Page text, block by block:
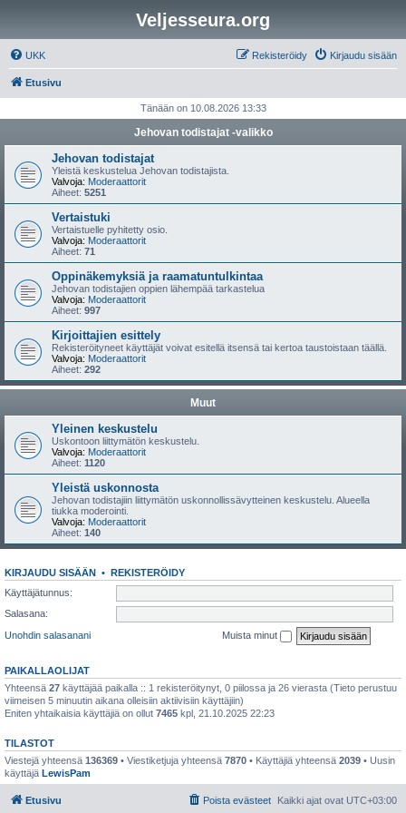
Veljesseura.org
UKK Kirjaudu sisään
Rekisteröidy
Etusivu
Tänään on 10.08.2026 13:33
Jehovan todistajat -valikko
Jehovan todistajat
Yleistä keskustelua Jehovan todistajista.
Valvoja: Moderaattorit
Aiheet: 5251
Vertaistuki
Vertaistuelle pyhitetty osio.
Valvoja: Moderaattorit
Aiheet: 71
Oppinäkemyksiä ja raamatuntulkintaa
Jehovan todistajien oppien lähempää tarkastelua
Valvoja: Moderaattorit
Aiheet: 997
Kirjoittajien esittely
Rekisteröityneet käyttäjät voivat esitellä itsensä tai kertoa taustoistaan täällä.
Valvoja: Moderaattorit
Aiheet: 292
Muut
Yleinen keskustelu
Uskontoon liittymätön keskustelu.
Valvoja: Moderaattorit
Aiheet: 1120
Yleistä uskonnosta
Jehovan todistajiin liittymätön uskonnollissävytteinen keskustelu. Alueella
tiukka moderointi.
Valvoja: Moderaattorit
Aiheet: 140
KIRJAUDU SISÄÄN • REKISTERÖIDY
Käyttäjätunnus:
Salasana:
Unohdin salasanani
Muista minut
PAIKALLAOLIJAT
Yhteensä 27 käyttäjää paikalla :: 1 rekisteröitynyt, 0 piilossa ja 26 vierasta (Tieto perustuu
viimeisen 5 minuutin aikana olleisiin aktiivisiin käyttäjiin)
Eniten yhtaikaisia käyttäjiä on ollut 7465 kpl, 21.10.2025 22:23
TILASTOT
Viestejä yhteensä 136369 • Viestiketjuja yhteensä 7870 • Käyttäjiä yhteensä 2039 • Uusin
käyttäjä LewisPam
Etusivu Kaikki ajat ovat UTC+03:00
Poista evästeet